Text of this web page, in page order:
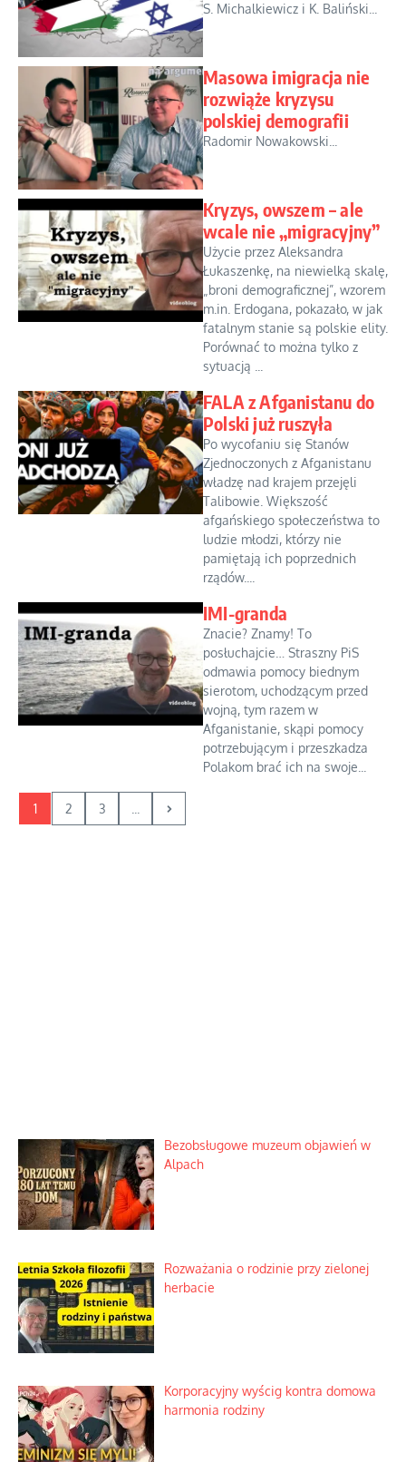
S. Michalkiewicz i K. Baliński...
Masowa imigracja nie
rozwiąże kryzysu
polskiej demografii
Radomir Nowakowski...
Kryzys, owszem – ale
wcale nie „migracyjny”
Użycie przez Aleksandra
Łukaszenkę, na niewielką skalę,
„broni demograficznej”, wzorem
m.in. Erdogana, pokazało, w jak
fatalnym stanie są polskie elity.
Porównać to można tylko z
sytuacją ...
FALA z Afganistanu do
Polski już ruszyła
Po wycofaniu się Stanów
Zjednoczonych z Afganistanu
władzę nad krajem przejęli
Talibowie. Większość
afgańskiego społeczeństwa to
ludzie młodzi, którzy nie
pamiętają ich poprzednich
rządów....
IMI-granda
Znacie? Znamy! To
posłuchajcie… Straszny PiS
odmawia pomocy biednym
sierotom, uchodzącym przed
wojną, tym razem w
Afganistanie, skąpi pomocy
potrzebującym i przeszkadza
Polakom brać ich na swoje...
1 2 3
Bezobsługowe muzeum objawień w
Alpach
Rozważania o rodzinie przy zielonej
herbacie
Korporacyjny wyścig kontra domowa
harmonia rodziny